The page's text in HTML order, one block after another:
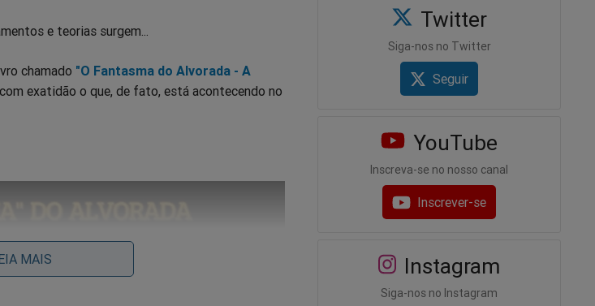
e teorias surgem...
chamado "O Fantasma do Alvorada - A
exatidão o que, de fato, está acontecendo no
MAIS
Twitter
Siga-nos no Twitter
Seguir
YouTube
Inscreva-se no nosso canal
Inscrever-se
Instagram
Siga-nos no Instagram